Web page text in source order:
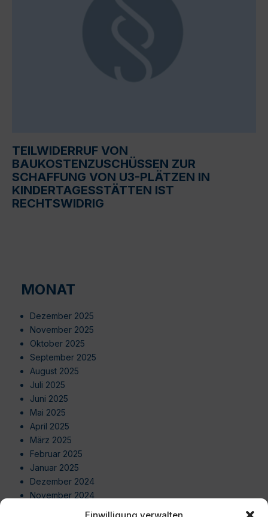
TEILWIDERRUF VON
BAUKOSTENZUSCHÜSSEN ZUR
SCHAFFUNG VON U3-PLÄTZEN IN
KINDERTAGESSTÄTTEN IST
RECHTSWIDRIG
MONAT
Dezember 2025
November 2025
Oktober 2025
September 2025
August 2025
Juli 2025
Juni 2025
Mai 2025
April 2025
März 2025
Februar 2025
Januar 2025
Dezember 2024
November 2024